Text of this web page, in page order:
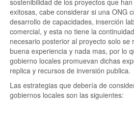
sostenibilidad de los proyectos que
exitosas, cabe considerar si una ONG
desarrollo de capacidades, inserción
comercial, y esta no tiene la
necesario posterior al proyecto solo se
buena experiencia y nada mas, por lo
gobierno locales promuevan dichas
replica y recursos de inversión publica.
Las estrategias que debería de
gobiernos locales son las siguientes: